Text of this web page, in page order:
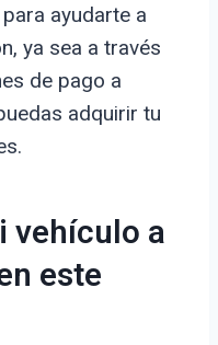
ayudarte a
ya sea a través
de pago a
adquirir tu
vehículo a
este